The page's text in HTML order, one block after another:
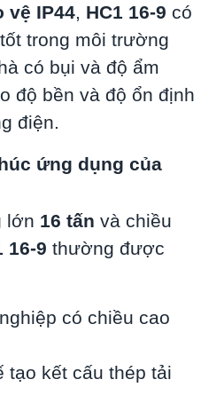
vệ IP44, HC1 16-9 có
trong môi trường
có bụi và độ ẩm
độ bền và độ ổn định
điện.
ứng dụng của
lớn 16 tấn và chiều
16-9 thường được
có chiều cao
tạo kết cấu thép tải